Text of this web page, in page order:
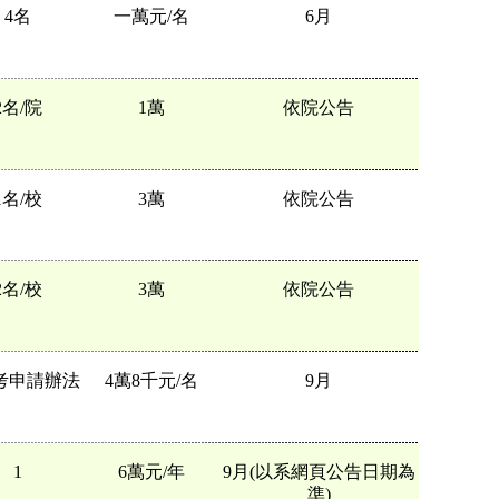
4名 一萬元/名 6月
名/院 1萬 依院公告
名/校 3萬 依院公告
名/校 3萬 依院公告
申請辦法 4萬8千元/名 9月
1 6萬元/年
9月(以系網頁公告日期為
準)